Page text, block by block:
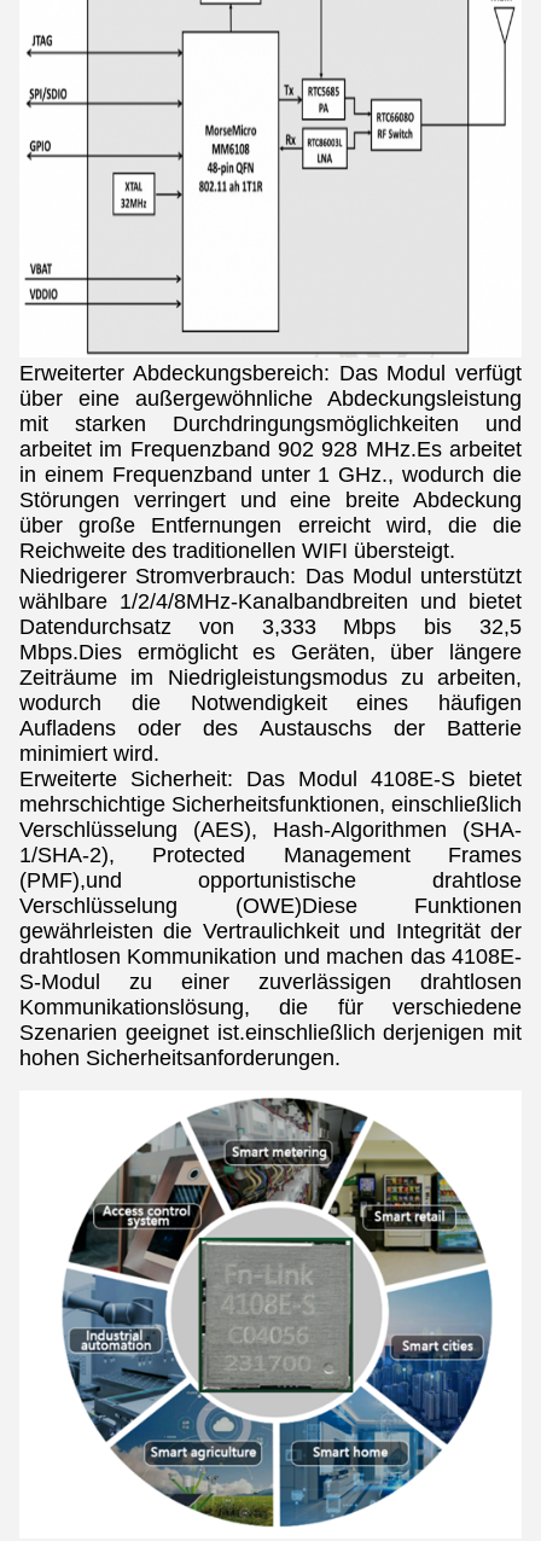
Erweiterter Abdeckungsbereich: Das Modul verfügt
über eine außergewöhnliche Abdeckungsleistung
mit starken Durchdringungsmöglichkeiten und
arbeitet im Frequenzband 902 928 MHz.Es arbeitet
in einem Frequenzband unter 1 GHz., wodurch die
Störungen verringert und eine breite Abdeckung
über große Entfernungen erreicht wird, die die
Reichweite des traditionellen WIFI übersteigt.
Niedrigerer Stromverbrauch: Das Modul unterstützt
wählbare 1/2/4/8MHz-Kanalbandbreiten und bietet
Datendurchsatz von 3,333 Mbps bis 32,5
Mbps.Dies ermöglicht es Geräten, über längere
Zeiträume im Niedrigleistungsmodus zu arbeiten,
wodurch die Notwendigkeit eines häufigen
Aufladens oder des Austauschs der Batterie
minimiert wird.
Erweiterte Sicherheit: Das Modul 4108E-S bietet
mehrschichtige Sicherheitsfunktionen, einschließlich
Verschlüsselung (AES), Hash-Algorithmen (SHA-
1/SHA-2), Protected Management Frames
(PMF),und opportunistische drahtlose
Verschlüsselung (OWE)Diese Funktionen
gewährleisten die Vertraulichkeit und Integrität der
drahtlosen Kommunikation und machen das 4108E-
S-Modul zu einer zuverlässigen drahtlosen
Kommunikationslösung, die für verschiedene
Szenarien geeignet ist.einschließlich derjenigen mit
hohen Sicherheitsanforderungen.